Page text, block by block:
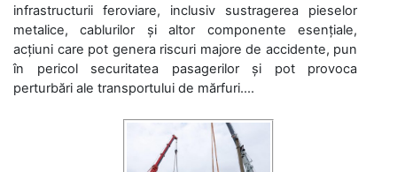
infrastructurii feroviare, inclusiv sustragerea pieselor
metalice, cablurilor și altor componente esențiale,
acțiuni care pot genera riscuri majore de accidente, pun
în pericol securitatea pasagerilor și pot provoca
perturbări ale transportului de mărfuri....